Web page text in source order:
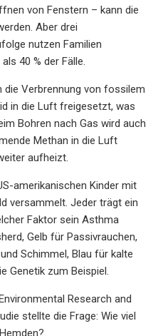
von Fenstern – kann die
Aber drei
nutzen Familien
40 % der Fälle.
die Verbrennung von fossilem
in die Luft freigesetzt, was
Bohren nach Gas wird auch
Methan in die Luft
aufheizt.
amerikanischen Kinder mit
versammelt. Jeder trägt ein
Faktor sein Asthma
Gelb für Passivrauchen,
Schimmel, Blau für kalte
Genetik zum Beispiel.
Research and
stellte die Frage: Wie viel